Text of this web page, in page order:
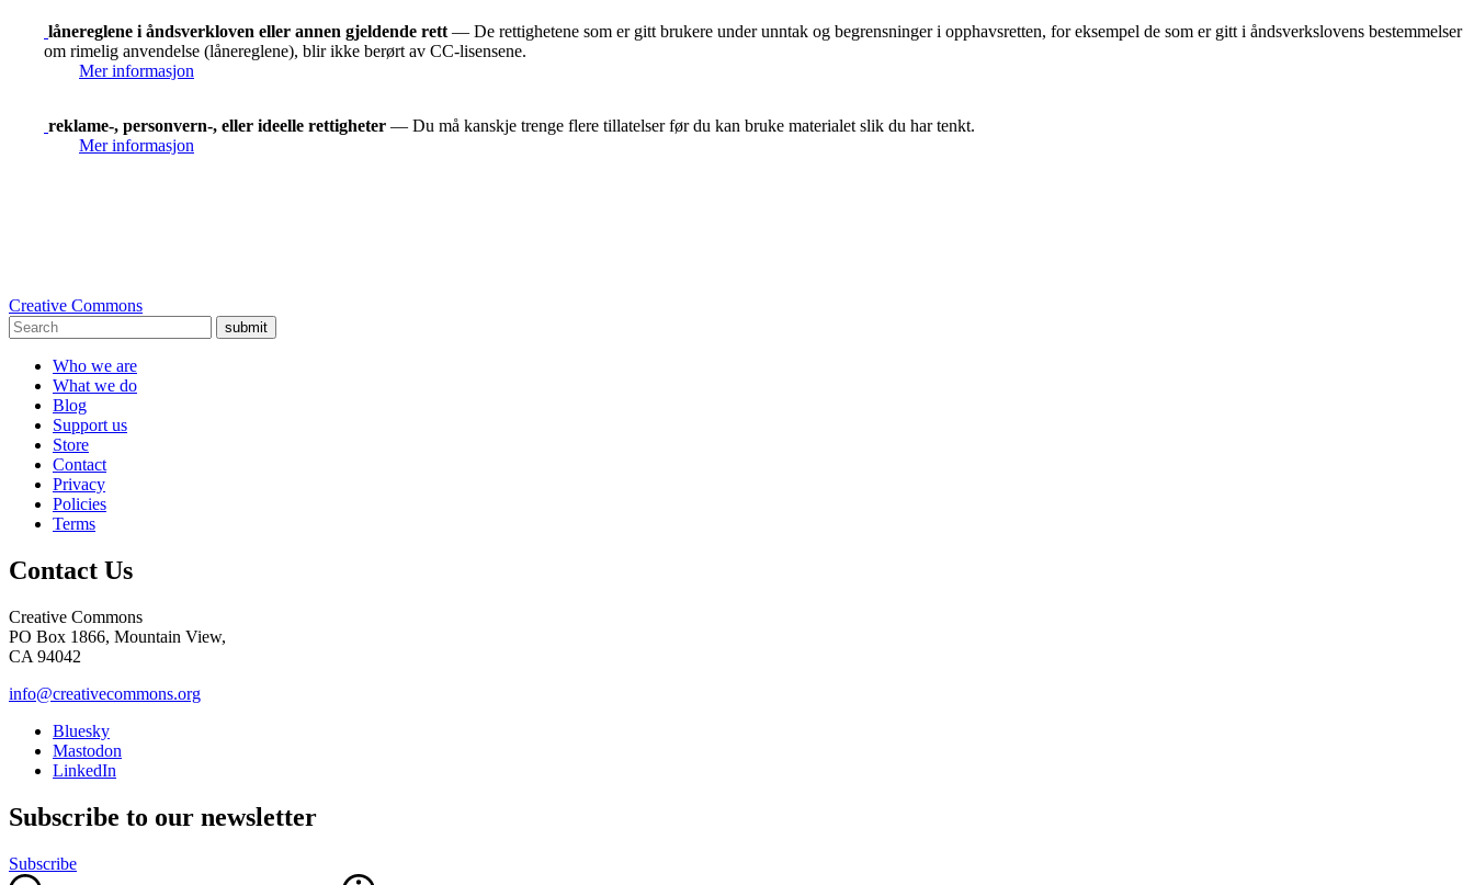
lånereglene i åndsverkloven eller annen gjeldende rett — De rettighetene som er gitt brukere under unntak og begrensninger i opphavsretten, for eksempel de som er gitt i åndsverkslovens bestemmelser
om rimelig anvendelse (lånereglene), blir ikke berørt av CC-lisensene.
Mer informasjon
reklame-, personvern-, eller ideelle rettigheter — Du må kanskje trenge flere tillatelser før du kan bruke materialet slik du har tenkt.
Mer informasjon
Creative Commons
submit
Who we are
What we do
Blog
Support us
Store
Contact
Privacy
Policies
Terms
Contact Us
Creative Commons
PO Box 1866, Mountain View,
CA 94042
info@creativecommons.org
Bluesky
Mastodon
LinkedIn
Subscribe to our newsletter
Subscribe